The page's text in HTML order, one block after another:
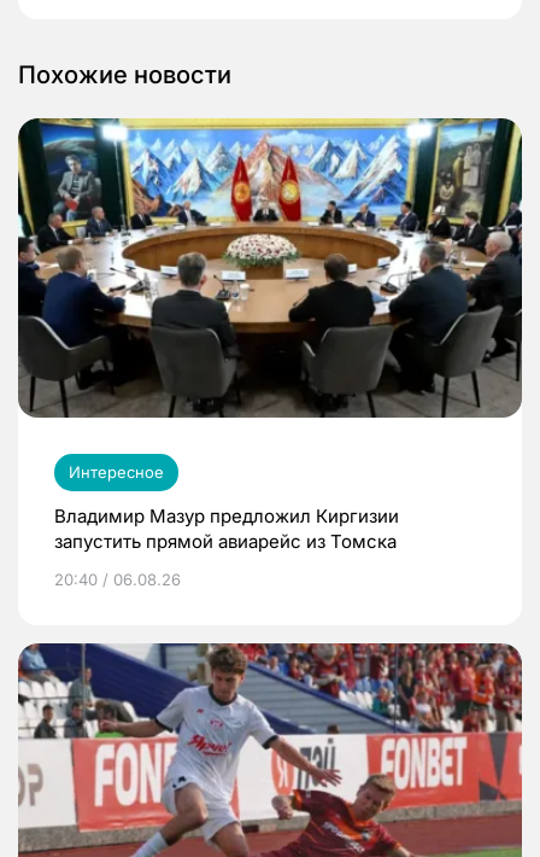
Похожие новости
Интересное
Владимир Мазур предложил Киргизии
запустить прямой авиарейс из Томска
20:40 / 06.08.26